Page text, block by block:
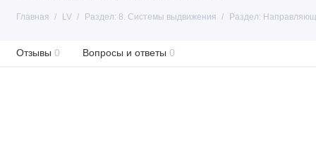
Главная LV Раздел: 8. Системы выдвижения Раздел:
Отзывы 0 Вопросы и ответы 0